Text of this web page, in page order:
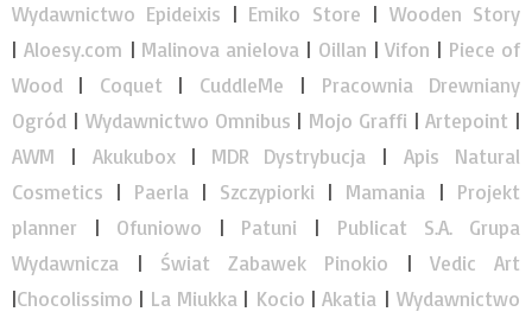
Wydawnictwo Epideixis | Emiko Store | Wooden Story
|Aloesy.com | Malinova anielova | Oillan |Vifon | Piece of
Wood | Coquet | CuddleMe | Pracownia Drewniany
Ogród |Wydawnictwo Omnibus | Mojo Graffi | Artepoint |
AWM | Akukubox| MDR Dystrybucja |Apis Natural
Cosmetics | Paerla | Szczypiorki | Mamania | Projekt
planner | Ofuniowo | Patuni | Publicat S.A. Grupa
Wydawnicza | Świat Zabawek Pinokio |Vedic Art
|Chocolissimo | La Miukka | Kocio |Akatia |Wydawnictwo